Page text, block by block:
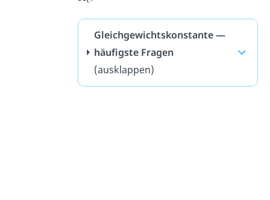
Gleichgewichtskonstante —
häufigste Fragen
(ausklappen)